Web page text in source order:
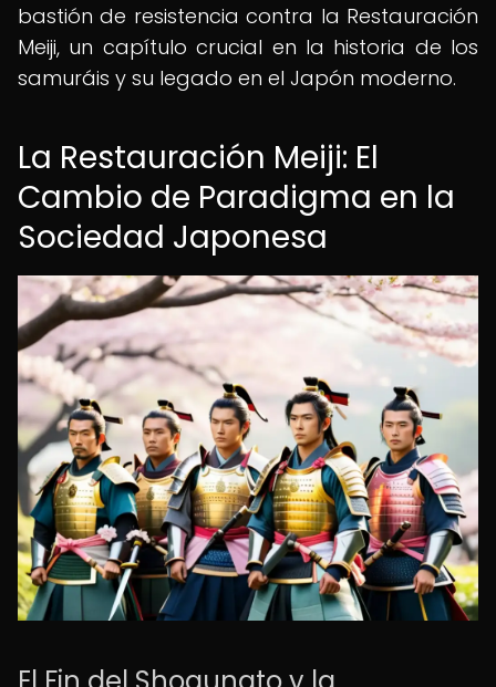
bastión de resistencia contra la Restauración
Meiji, un capítulo crucial en la historia de los
samuráis y su legado en el Japón moderno.
La Restauración Meiji: El
Cambio de Paradigma en la
Sociedad Japonesa